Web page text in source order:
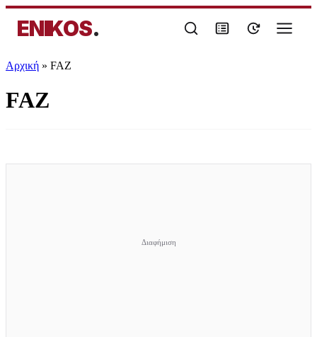
ENIKOS.
Αρχική » FAZ
FAZ